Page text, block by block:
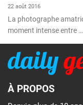
22 août 2016
La photographe
moment intense entre …
À PROPOS